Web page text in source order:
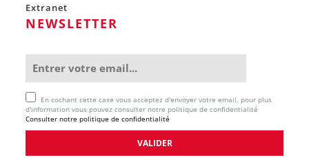
Extranet
NEWSLETTER
En cochant cette case vous acceptez d'envoyer votre email, pour plus
d'information vous pouvez consulter notre politique de confidentialité
Consulter notre politique de confidentialité